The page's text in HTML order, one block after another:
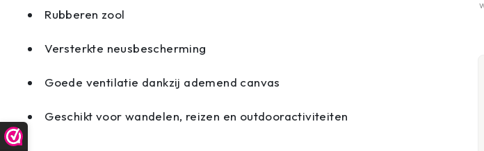
Rubberen zool
Versterkte neusbescherming
Goede ventilatie dankzij ademend canvas
Geschikt voor wandelen, reizen en outdooractiviteiten